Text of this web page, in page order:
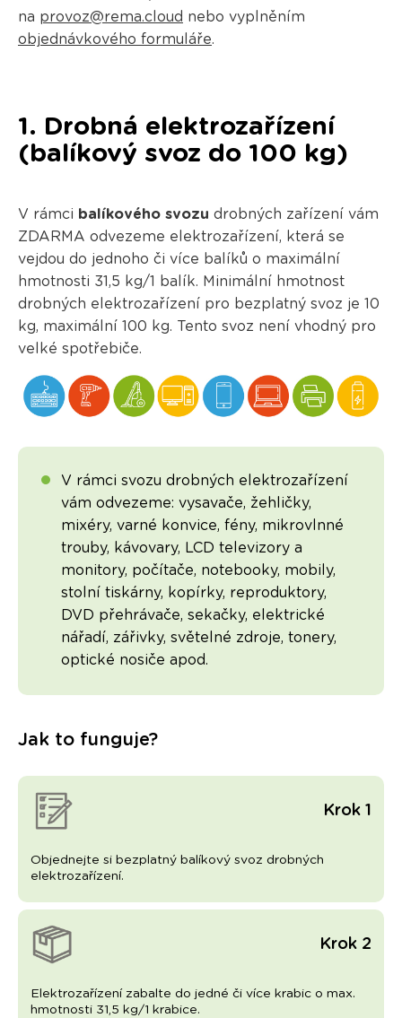
na provoz@rema.cloud nebo vyplněním
objednávkového formuláře.
1. Drobná elektrozařízení
(balíkový svoz do 100 kg)
V rámci balíkového svozu drobných zařízení vám
ZDARMA odvezeme elektrozařízení, která se
vejdou do jednoho či více balíků o maximální
hmotnosti 31,5 kg/1 balík. Minimální hmotnost
drobných elektrozařízení pro bezplatný svoz je 10
kg, maximální 100 kg. Tento svoz není vhodný pro
velké spotřebiče.
V rámci svozu drobných elektrozařízení
vám odvezeme: vysavače, žehličky,
mixéry, varné konvice, fény, mikrovlnné
trouby, kávovary, LCD televizory a
monitory, počítače, notebooky, mobily,
stolní tiskárny, kopírky, reproduktory,
DVD přehrávače, sekačky, elektrické
nářadí, zářivky, světelné zdroje, tonery,
optické nosiče apod.
Jak to funguje?
Krok 1
Objednejte si bezplatný balíkový svoz drobných
elektrozařízení.
Krok 2
Elektrozařízení zabalte do jedné či více krabic o max.
hmotnosti 31,5 kg/1 krabice.